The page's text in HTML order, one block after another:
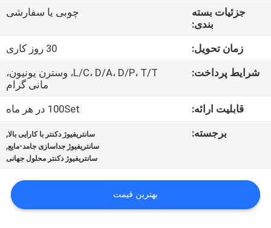
کنترل
ها
جزئیات بسته
بندی:
چوبی یا سفارشی
زمان تحویل:
30 روز کاری
شرایط پرداخت:
L/C، D/A، D/P، T/T، وسترن یونیون،
مانی گرام
قابلیت ارائه:
100Set در هر ماه
برجسته:
سانتریفیوژ دکنتر با کارایی بالا,
سانتریفیوژ جداسازی جامد-مایع,
سانتریفیوژ دکنتر محلول جهانی
بهترین قیمت